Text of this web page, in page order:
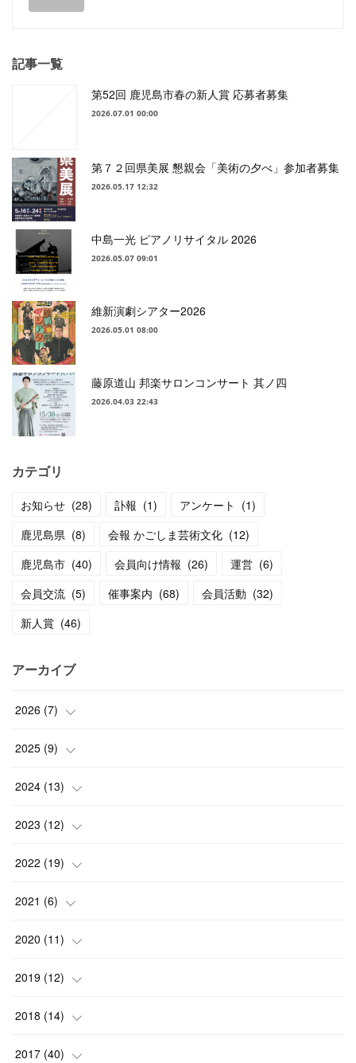
記事一覧
第52回 鹿児島市春の新人賞 応募者募集
2026.07.01 00:00
第７２回県美展 懇親会「美術の夕べ」参加者募集
2026.05.17 12:32
中島一光 ピアノリサイタル 2026
2026.05.07 09:01
維新演劇シアター2026
2026.05.01 08:00
藤原道山 邦楽サロンコンサート 其ノ四
2026.04.03 22:43
カテゴリ
お知らせ (28) 訃報 (1) アンケート (1)
鹿児島県 (8) 会報 かごしま芸術文化 (12)
鹿児島市 (40) 会員向け情報 (26) 運営 (6)
会員交流 (5) 催事案内 (68) 会員活動 (32)
新人賞 (46)
アーカイブ
2026 (7)
(1
(3)
(2)
(1)
2025 (9)
(1)
(3)
(1)
(4
2024 (13)
(1)
(5)
(1
( 2)
( 2)
2023 (12)
(2)
(1
( 4)
(1)
( 2)
2022 (19)
(2
( 3)
(2)
( 3)
( 3)
2021 (6)
( 2)
(1)
( 1)
(2)
2020 (11)
(3)
(1)
(1)
2019 (12)
(1)
(1)
2018 (14)
(2)
2017 (40)